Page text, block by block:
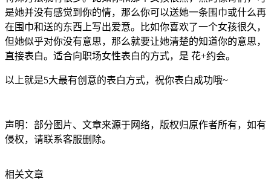
是她并没有感觉到你的情，那么你可以送她一条围巾或什么再
在围巾和送的东西上写出爱意。比如你喜欢了一个女孩很久，
但她似乎对你没有意思，那么就要让她清楚的知道你的意思，
直接表白。适合向职场女性表白的方式，是 花+约会。
以上就是5大最有创意的表白方式，祝你表白成功哦~
声明：部分图片、文章来源于网络，版权归原作者所有，如有
侵权，请联系客服删除。
相关文章